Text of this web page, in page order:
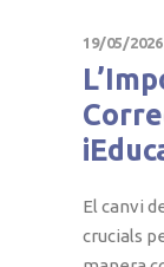
19/05/2026
El canvi
crucials